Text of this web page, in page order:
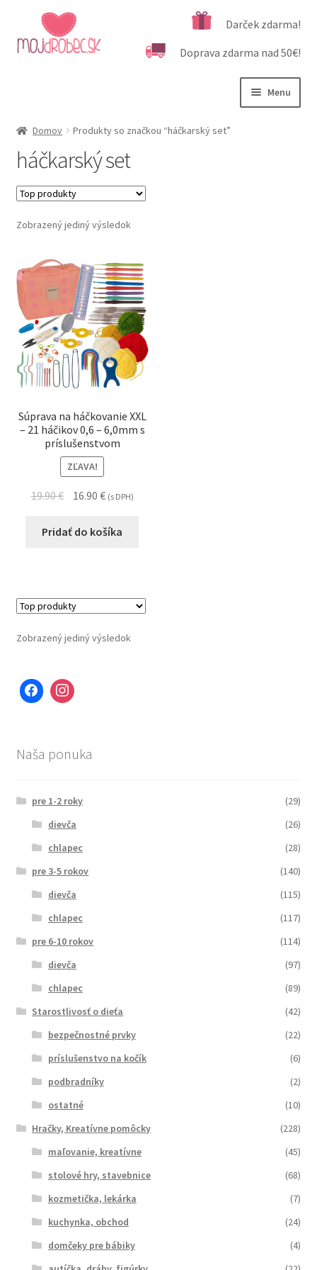
Preskočiť
na
navigáciu
Preskočiť
na
obsah
Darček zdarma!
Doprava zdarma nad 50€!
Menu
Podľa veku
Kategórie produktov
Dôležité informácie
Domov Produkty so značkou “háčkarský set”
háčkarský set
Zobrazený jediný výsledok
Súprava na háčkovanie XXL
– 21 háčikov 0,6 – 6,0mm s
príslušenstvom
ZĽAVA!
19.90€ 16.90 € (s DPH)
Pridať do košíka
Zobrazený jediný výsledok
Naša ponuka
pre 1-2 roky
(29)
dievča
(26)
chlapec
(28)
pre 3-5 rokov
(140)
dievča
(115)
chlapec
(117)
pre 6-10 rokov
(114)
dievča
(97)
chlapec
(89)
Starostlivosť o dieťa
(42)
bezpečnostné prvky
(22)
príslušenstvo na kočík
(6)
podbradníky
(2)
ostatné
(10)
Hračky, Kreatívne pomôcky
(228)
maľovanie, kreatívne
(45)
stolové hry, stavebnice
(68)
kozmetička, lekárka
(7)
kuchynka, obchod
(24)
domčeky pre bábiky
(4)